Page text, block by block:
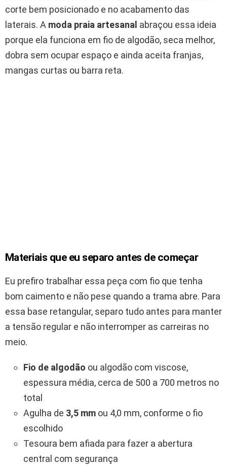
corte bem posicionado e no acabamento das
laterais. A moda praia artesanal abraçou essa ideia
porque ela funciona em fio de algodão, seca melhor,
dobra sem ocupar espaço e ainda aceita franjas,
mangas curtas ou barra reta.
Materiais que eu separo antes de começar
Eu prefiro trabalhar essa peça com fio que tenha
bom caimento e não pese quando a trama abre. Para
essa base retangular, separo tudo antes para manter
a tensão regular e não interromper as carreiras no
meio.
Fio de algodão ou algodão com viscose,
espessura média, cerca de 500 a 700 metros no
total
Agulha de 3,5 mm ou 4,0 mm, conforme o fio
escolhido
Tesoura bem afiada para fazer a abertura
central com segurança